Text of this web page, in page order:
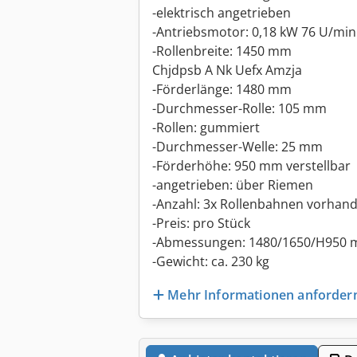
-elektrisch angetrieben
-Antriebsmotor: 0,18 kW 76 U/min
-Rollenbreite: 1450 mm
Chjdpsb A Nk Uefx Amzja
-Förderlänge: 1480 mm
-Durchmesser-Rolle: 105 mm
-Rollen: gummiert
-Durchmesser-Welle: 25 mm
-Förderhöhe: 950 mm verstellbar
-angetrieben: über Riemen
-Anzahl: 3x Rollenbahnen
-Preis: pro Stück
-Abmessungen: 1480/1650/H950
-Gewicht: ca. 230 kg
Mehr Informationen